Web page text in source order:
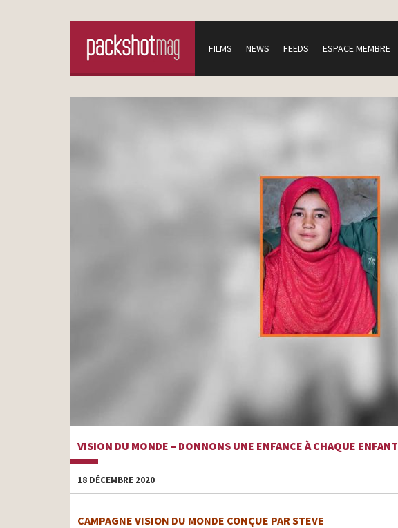
FILMS NEWS FEEDS ESPACE MEMBRE
VISION DU MONDE – DONNONS UNE ENFANCE À CHAQUE ENFANT
18 DÉCEMBRE 2020
CAMPAGNE VISION DU MONDE CONÇUE PAR STEVE